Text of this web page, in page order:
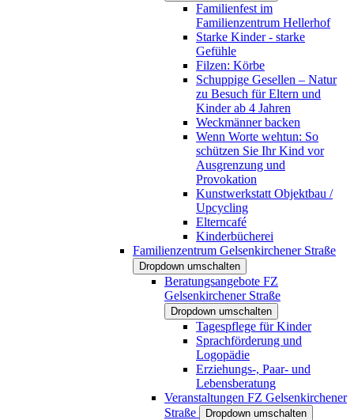
Familienfest im
Familienzentrum Hellerhof
Starke Kinder - starke
Gefühle
Filzen: Körbe
Schuppige Gesellen – Natur
zu Besuch für Eltern und
Kinder ab 4 Jahren
Weckmänner backen
Wenn Worte wehtun: So
schützen Sie Ihr Kind vor
Ausgrenzung und
Provokation
Kunstwerkstatt Objektbau /
Upcycling
Elterncafé
Kinderbücherei
Familienzentrum Gelsenkirchener Straße
Dropdown umschalten
Beratungsangebote FZ
Gelsenkirchener Straße
Dropdown umschalten
Tagespflege für Kinder
Sprachförderung und
Logopädie
Erziehungs-, Paar- und
Lebensberatung
Veranstaltungen FZ Gelsenkirchener
Straße
Dropdown umschalten